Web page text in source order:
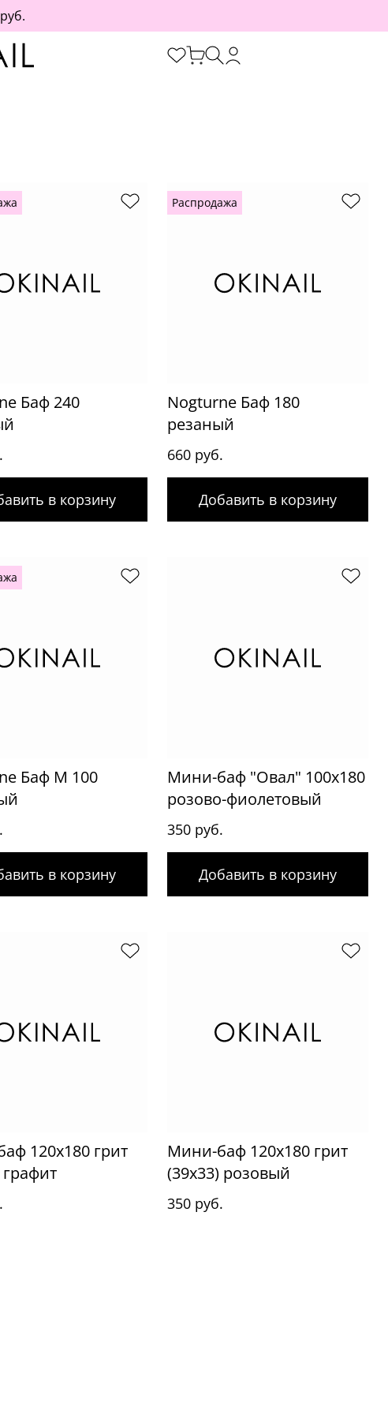
Баф 240
в корзину
Распродажа
Nogturne Баф 180
резаный
660 руб.
Добавить в корзину
Баф М 100
в корзину
Мини-баф "Овал" 100x180
розово-фиолетовый
350 руб.
Добавить в корзину
120x180 грит
Мини-баф 120x180 грит
(39x33) розовый
350 руб.